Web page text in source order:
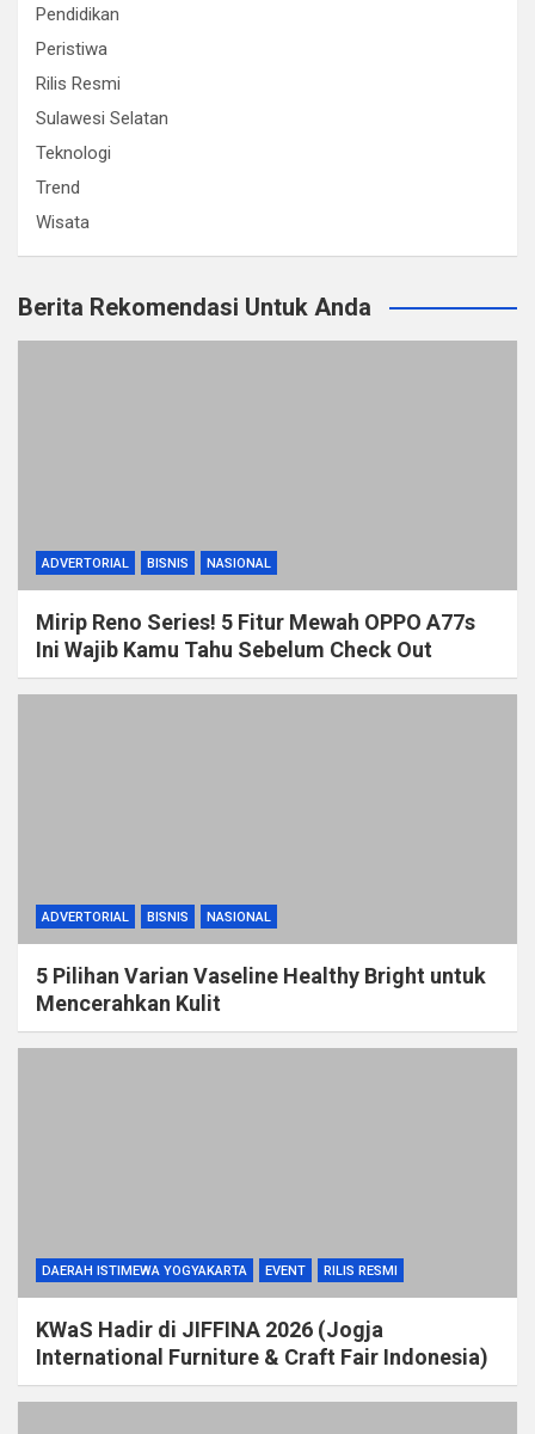
Pendidikan
Peristiwa
Rilis Resmi
Sulawesi Selatan
Teknologi
Trend
Wisata
Berita Rekomendasi Untuk Anda
ADVERTORIAL BISNIS NASIONAL
Mirip Reno Series! 5 Fitur Mewah OPPO A77s
Ini Wajib Kamu Tahu Sebelum Check Out
ADVERTORIAL BISNIS NASIONAL
5 Pilihan Varian Vaseline Healthy Bright untuk
Mencerahkan Kulit
DAERAH ISTIMEWA YOGYAKARTA EVENT RILIS RESMI
KWaS Hadir di JIFFINA 2026 (Jogja
International Furniture & Craft Fair Indonesia)